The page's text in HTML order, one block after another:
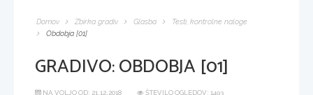
Domov Zbirka gradiv Glasba
Testi, kontrolne naloge
Obdobja [01]
GRADIVO:OBDOBJA [01]
NA VOLJO OD: 21.12.2018
ŠTEVILO OGLEDOV: 1493